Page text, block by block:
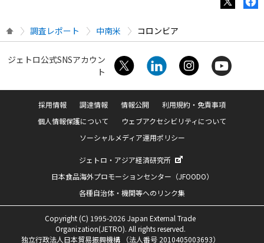
調査レポート 中南米 コロンビア
ジェトロ公式SNSアカウン
ト
採用情報 調達情報 情報公開
利用規約・免責事項
個人情報保護について
ウェブアクセシビリティについて
ソーシャルメディア運用ポリシー
ジェトロ・アジア経済研究所
日本食品海外プロモーションセンター（JFOODO）
各種自治体・機関等へのリンク集
Copyright (C) 1995-2026 Japan External Trade
Organization(JETRO). All rights reserved.
独立行政法人日本貿易振興機構 （法人番号 2010405003693）